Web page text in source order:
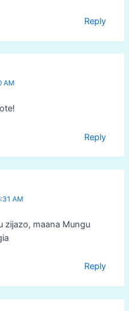
Reply
AM
Reply
AM
zijazo, maana Mungu
Reply